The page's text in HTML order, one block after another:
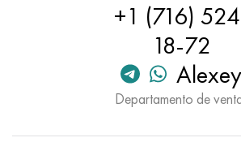
+1 (716)
18-72
Alexey
Departamento de